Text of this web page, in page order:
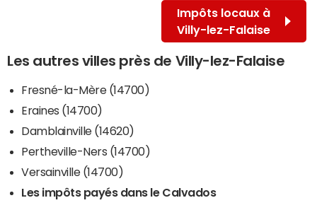
Impôts locaux à
Villy-lez-Falaise
Les autres villes près de Villy-lez-Falaise
Fresné-la-Mère (14700)
Eraines (14700)
Damblainville (14620)
Pertheville-Ners (14700)
Versainville (14700)
Les impôts payés dans le Calvados